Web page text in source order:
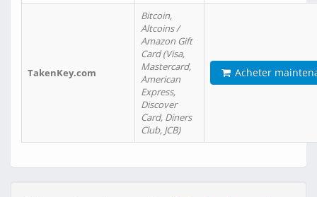
TakenKey.com
Bitcoin,
Altcoins /
Amazon Gift
Card (Visa,
Mastercard,
American
Express,
Discover
Card, Diners
Club, JCB)
Acheter